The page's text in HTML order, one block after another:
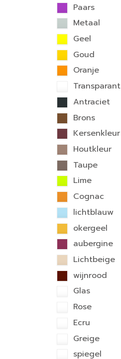
Paars
Metaal
Geel
Goud
Oranje
Transparant
Antraciet
Brons
Kersenkleur
Houtkleur
Taupe
Lime
Cognac
lichtblauw
okergeel
aubergine
Lichtbeige
wijnrood
Glas
Rose
Ecru
Greige
spiegel